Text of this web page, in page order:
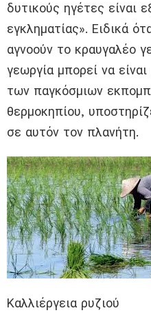
δυτικούς ηγέτες είναι
εγκληματίας». Ειδικά
αγνοούν το κραυγαλέο
γεωργία μπορεί να
των παγκόσμιων
θερμοκηπίου,
σε αυτόν τον πλανήτη.
Καλλιέργεια ρυζιού